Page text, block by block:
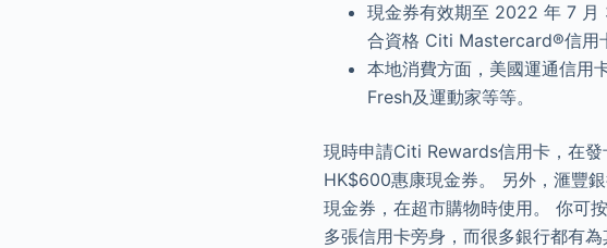
現金券有效期至 2022 年 7 月
合資格 Citi Mastercard®信用
本地消費方面，美國運通信用
Fresh及運動家等等。
現時申請Citi Rewards信用卡，在
HK$600惠康現金券。 另外，滙豐
現金券，在超市購物時使用。 你可
多張信用卡旁身，而很多銀行都有